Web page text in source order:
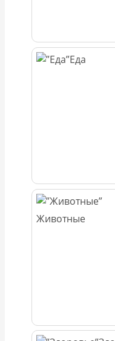
Еда
Животные